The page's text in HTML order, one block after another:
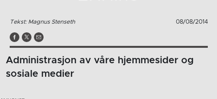
Tekst: Magnus Stenseth 08/08/2014
Administrasjon av våre hjemmesider og
sosiale medier